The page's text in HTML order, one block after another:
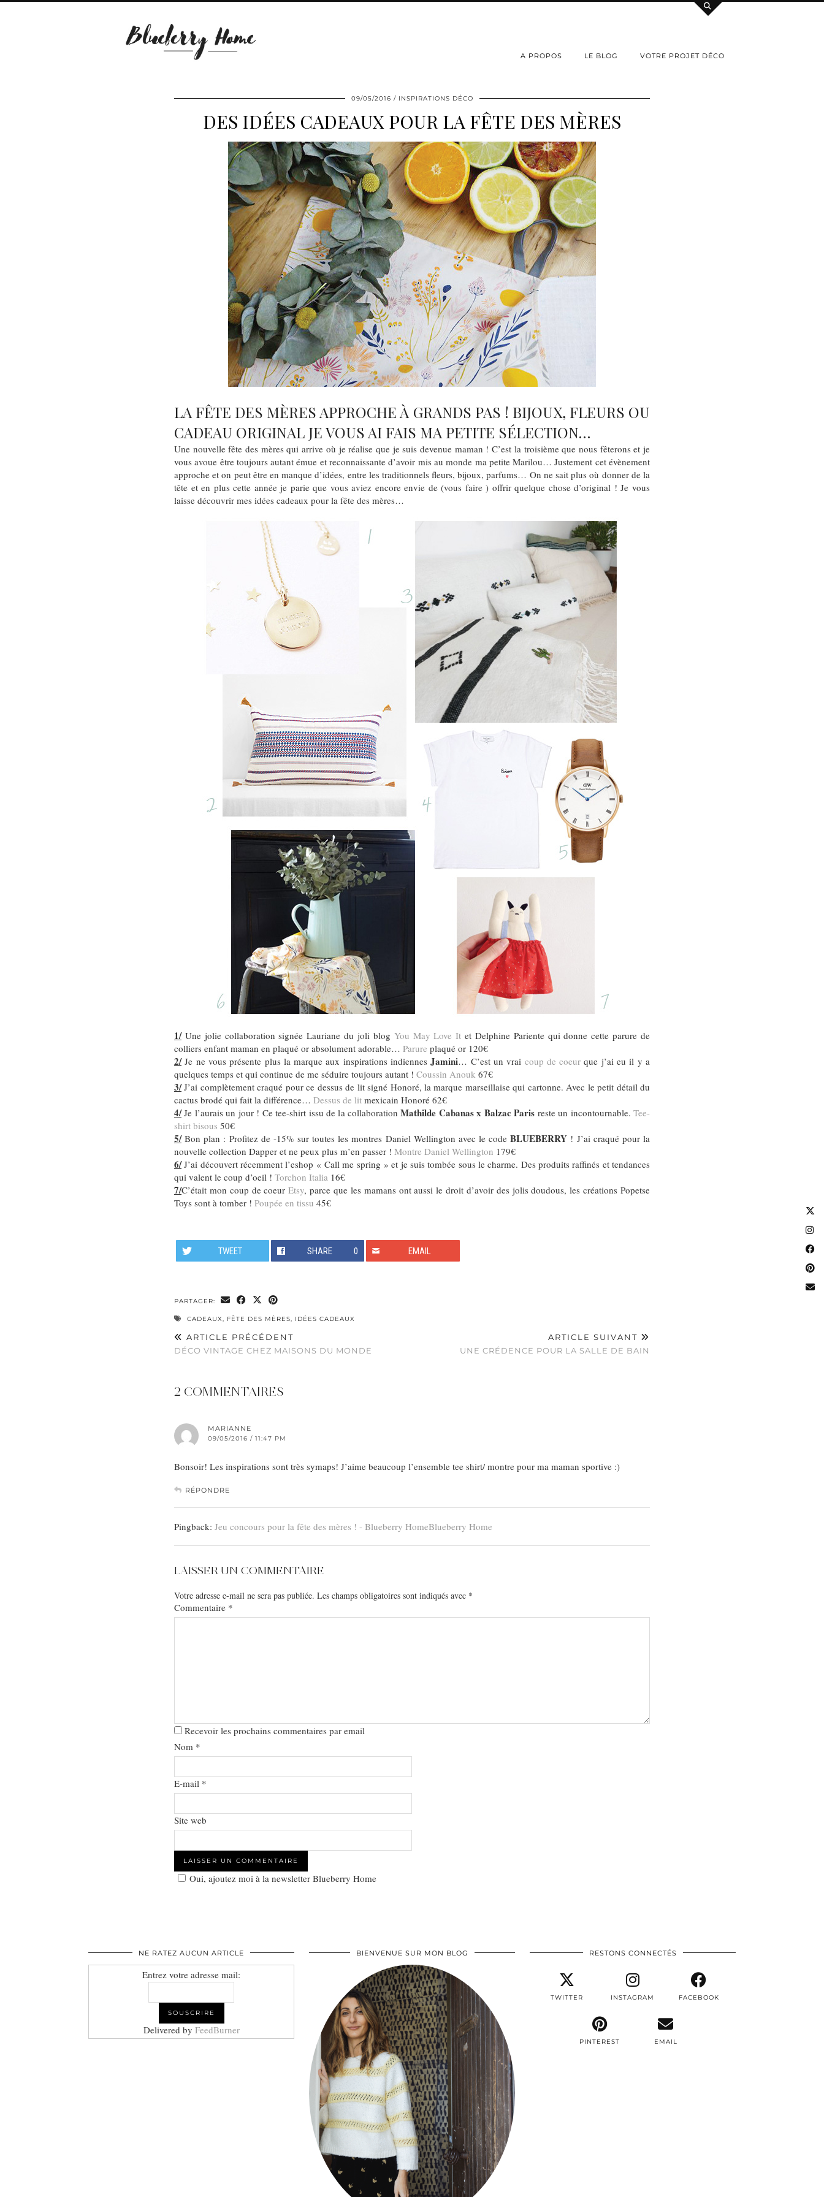
A PROPOS LE BLOG VOTRE PROJET DÉCO
09/05/2016 INSPIRATIONS DÉCO
DES IDÉES CADEAUX POUR LA FÊTE DES MÈRES
LA FÊTE DES MÈRES APPROCHE À GRANDS PAS ! BIJOUX, FLEURS OU
CADEAU ORIGINAL JE VOUS AI FAIS MA PETITE SÉLECTION…
Une nouvelle fête des mères qui arrive où je réalise que je suis devenue maman ! C’est la troisième que nous fêterons et je
vous avoue être toujours autant émue et reconnaissante d’avoir mis au monde ma petite Marilou… Justement cet évènement
approche et on peut être en manque d’idées, entre les traditionnels fleurs, bijoux, parfums… On ne sait plus où donner de la
tête et en plus cette année je parie que vous aviez encore envie de (vous faire ) offrir quelque chose d’original ! Je vous
laisse découvrir mes idées cadeaux pour la fête des mères…
1/Une jolie collaboration signée Lauriane du joli blog You May Love It et Delphine Pariente qui donne cette parure de
colliers enfant maman en plaqué or absolument adorable… Parure plaqué or 120€
2/Je ne vous présente plus la marque aux inspirations indiennesJamini… C’est un vrai coup de coeur que j’ai eu il y a
quelques temps et qui continue de me séduire toujours autant ! Coussin Anouk 67€
3/J’ai complètement craqué pour ce dessus de lit signé Honoré, la marque marseillaise qui cartonne. Avec le petit détail du
cactus brodé qui fait la différence… Dessus de lit mexicain Honoré 62€
4/Je l’aurais un jour ! Ce tee-shirt issu de la collaborationMathilde Cabanas x Balzac Paris reste un incontournable.Tee-
shirt bisous 50€
5/Bon plan : Profitez de -15% sur toutes les montres Daniel Wellington avec le codeBLUEBERRY ! J’ai craqué pour la
nouvelle collection Dapper et ne peux plus m’en passer ! Montre Daniel Wellington 179€
6/J’ai découvert récemment l’eshop « Call me spring » et je suis tombée sous le charme. Des produits raffinés et tendances
qui valent le coup d’oeil ! Torchon Italia 16€
7/C’était mon coup de coeurEtsy, parce que les mamans ont aussi le droit d’avoir des jolis doudous, les créations Popetse
Toys sont à tomber ! Poupée en tissu 45€
TWEET SHARE 0 EMAIL
PARTAGER:
CADEAUX, FÊTE DES MÈRES, IDÉES CADEAUX
ARTICLE PRÉCÉDENT
DÉCO VINTAGE CHEZ MAISONS DU MONDE
ARTICLE SUIVANT
UNE CRÉDENCE POUR LA SALLE DE BAIN
2 COMMENTAIRES
MARIANNE
09/05/2016 / 11:47 PM
Bonsoir! Les inspirations sont très symaps! J’aime beaucoup l’ensemble tee shirt/ montre pour ma maman sportive :)
RÉPONDRE
Pingback: Jeu concours pour la fête des mères ! - Blueberry HomeBlueberry Home
LAISSER UN COMMENTAIRE
Votre adresse e-mail ne sera pas publiée. Les champs obligatoires sont indiqués avec *
Commentaire *
Recevoir les prochains commentaires par email
Nom *
E-mail *
Site web
Oui, ajoutez moi à la newsletter Blueberry Home
NE RATEZ AUCUN ARTICLE
Entrez votre adresse mail:
Delivered by FeedBurner
BIENVENUE SUR MON BLOG RESTONS CONNECTÉS
TWITTER INSTAGRAM FACEBOOK
PINTEREST EMAIL